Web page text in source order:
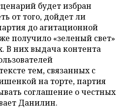
будет избран
от того, дойдет ли
до агитационной
получило «зеленый свет»
В них выдача контента
тем, связанных с
на торте, партия
соглашение о честных
Данилин.